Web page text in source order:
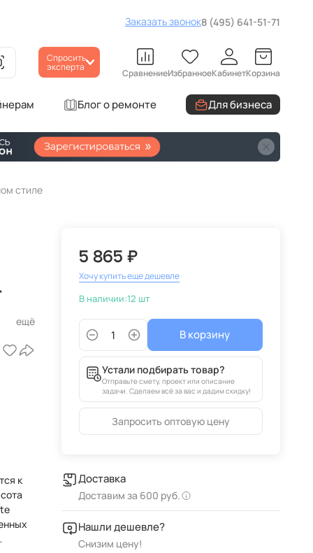
Заказать звонок8 (495) 641-51-71
Спросить
эксперта СравнениеИзбранноеКабинетКорзина
Блог о ремонте Для бизнеса
стиле
к
5 865 ₽
Хочу купить еще дешевле
В наличии:12 шт
В корзину
Устали подбирать товар?
Отправьте смету, проект или описание
задачи. Сделаем всё за вас и дадим скидку!
Запросить оптовую цену
Доставка
Доставим за 600 руб.
Нашли дешевле?
Снизим цену!